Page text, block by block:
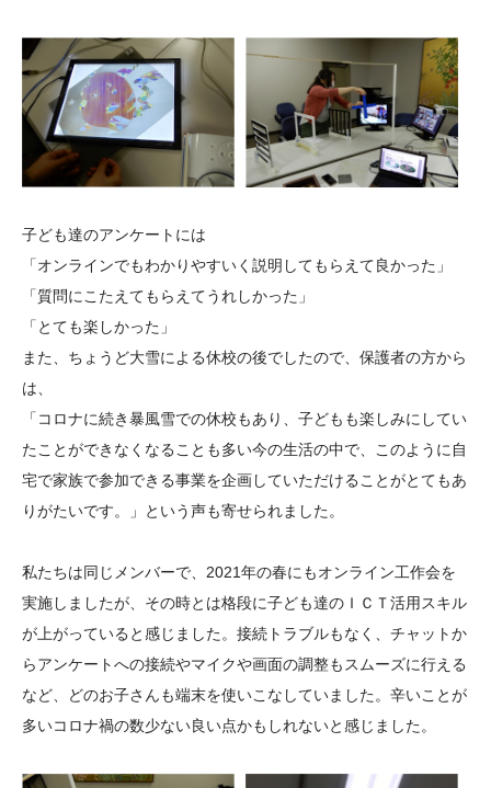
子ども達のアンケートには
「オンラインでもわかりやすいく説明してもらえて良かった」
「質問にこたえてもらえてうれしかった」
「とても楽しかった」
また、ちょうど大雪による休校の後でしたので、保護者の方から
は、
「コロナに続き暴風雪での休校もあり、子どもも楽しみにしてい
たことができなくなることも多い今の生活の中で、このように自
宅で家族で参加できる事業を企画していただけることがとてもあ
りがたいです。」という声も寄せられました。
私たちは同じメンバーで、2021年の春にもオンライン工作会を
実施しましたが、その時とは格段に子ども達のＩＣＴ活用スキル
が上がっていると感じました。接続トラブルもなく、チャットか
らアンケートへの接続やマイクや画面の調整もスムーズに行える
など、どのお子さんも端末を使いこなしていました。辛いことが
多いコロナ禍の数少ない良い点かもしれないと感じました。